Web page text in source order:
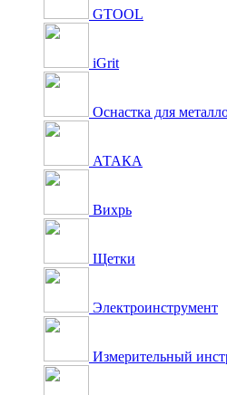
GTOOL
iGrit
Оснастка для
АТАКА
Вихрь
Щетки
Электроинструмент
Измерительный